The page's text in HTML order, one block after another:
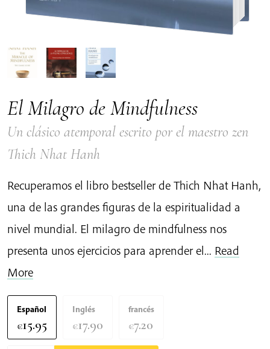
El Milagro de Mindfulness
Un clásico atemporal escrito por el maestro zen
Thich Nhat Hanh
Recuperamos el libro bestseller de Thich Nhat Hanh,
una de las grandes figuras de la espiritualidad a
nivel mundial. El milagro de mindfulness nos
presenta unos ejercicios para aprender el... Read
More
Español
€15.95
Inglés
€17.90
francés
€7.20